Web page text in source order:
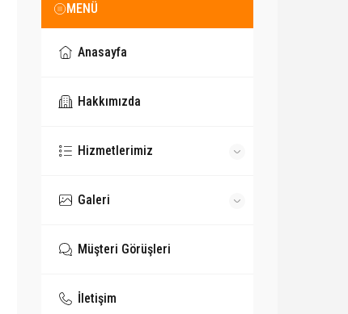
MENÜ
Anasayfa
Hakkımızda
Hizmetlerimiz
Galeri
Müşteri Görüşleri
İletişim